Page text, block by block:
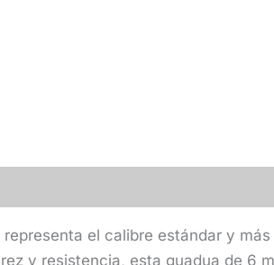
representa el calibre estándar y
y resistencia, esta guadua de 6